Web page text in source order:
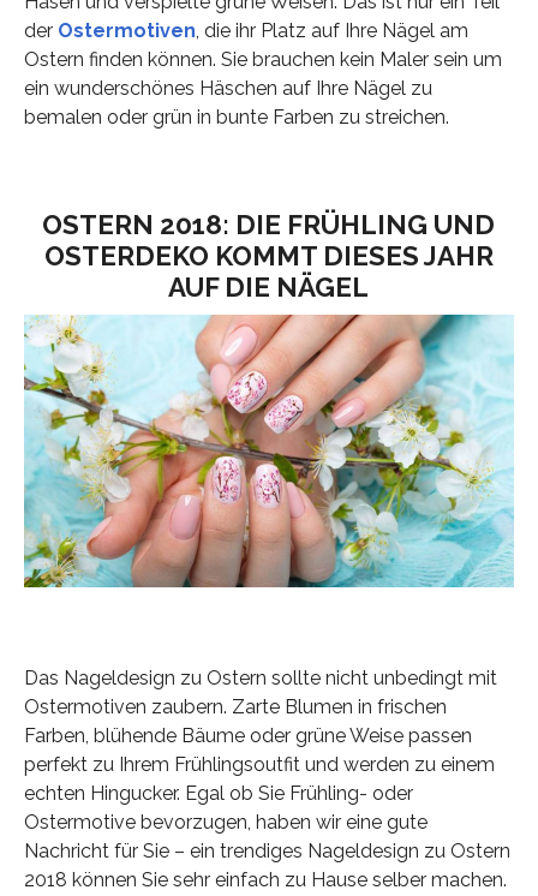
der Ostermotiven, die ihr Platz auf Ihre Nägel am
Ostern finden können. Sie brauchen kein Maler sein um
ein wunderschönes Häschen auf Ihre Nägel zu
bemalen oder grün in bunte Farben zu streichen.
OSTERN 2018: DIE FRÜHLING UND
OSTERDEKO KOMMT DIESES JAHR
AUF DIE NÄGEL
Das Nageldesign zu Ostern sollte nicht unbedingt mit
Ostermotiven zaubern. Zarte Blumen in frischen
Farben, blühende Bäume oder grüne Weise passen
perfekt zu Ihrem Frühlingsoutfit und werden zu einem
echten Hingucker. Egal ob Sie Frühling- oder
Ostermotive bevorzugen, haben wir eine gute
Nachricht für Sie – ein trendiges Nageldesign zu Ostern
2018 können Sie sehr einfach zu Hause selber machen.